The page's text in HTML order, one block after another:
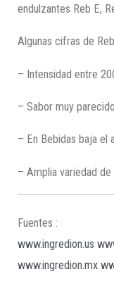
endulzantes Reb E,
Algunas cifras de
– Intensidad entre
– Sabor muy
– En Bebidas baja el
– Amplia variedad
Fuentes :
www.ingredion.us
www.ingredion.mx